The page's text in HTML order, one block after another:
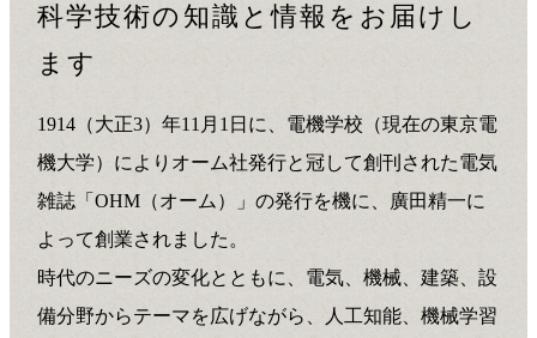
科学技術の知識と情報をお届けし
ます
1914（大正3）年11月1日に、電機学校（現在の東京電
機大学）によりオーム社発行と冠して創刊された電気
雑誌「OHM（オーム）」の発行を機に、廣田精一に
よって創業されました。
時代のニーズの変化とともに、電気、機械、建築、設
備分野からテーマを広げながら、人工知能、機械学習